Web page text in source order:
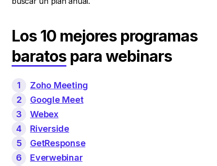
Los 10 mejores programas
baratos para webinars
1
Zoho Meeting
2
Google Meet
3
Webex
4
Riverside
5
GetResponse
6
Everwebinar